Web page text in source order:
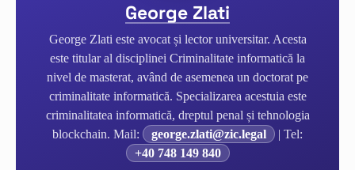
George Zlati
George Zlati este avocat și lector universitar. Acesta
este titular al disciplinei Criminalitate informatică la
nivel de masterat, având de asemenea un doctorat pe
criminalitate informatică. Specializarea acestuia este
criminalitatea informatică, dreptul penal și tehnologia
blockchain. Mail:
george.zlati@zic.legal
| Tel:
+40 748 149 840